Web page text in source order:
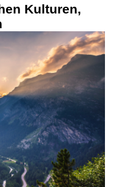
Kulturen,